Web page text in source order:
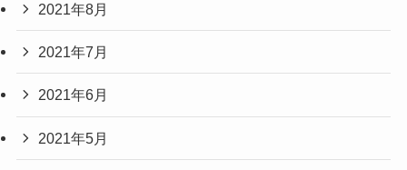
2021年8月
2021年7月
2021年6月
2021年5月